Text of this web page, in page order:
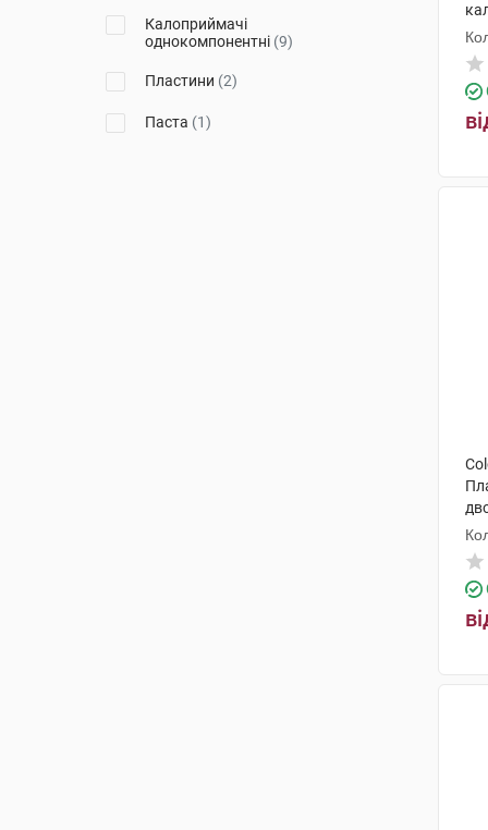
Калоприймачі
однокомпонентні (9)
Пластини (2)
Паста (1)
шт